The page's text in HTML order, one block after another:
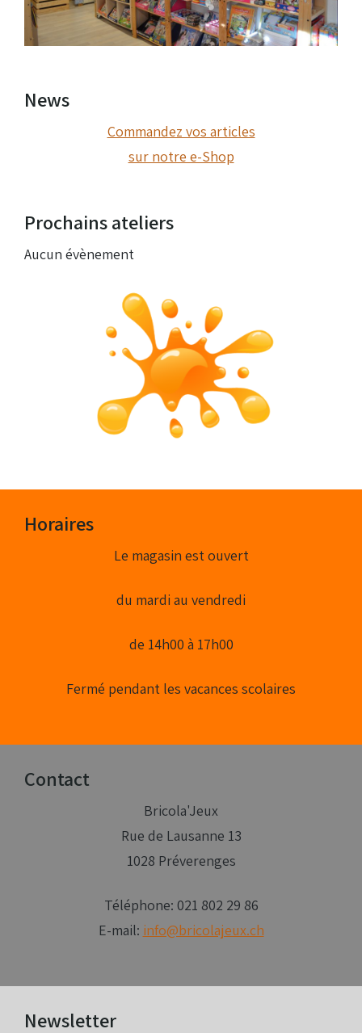
News
Commandez vos articles
sur notre e-Shop
Prochains ateliers
Aucun évènement
Horaires
Le magasin est ouvert
du mardi au vendredi
de 14h00 à 17h00
Fermé pendant les vacances scolaires
Contact
Bricola'Jeux
Rue de Lausanne 13
1028 Préverenges
Téléphone: 021 802 29 86
E-mail: info@bricolajeux.ch
Newsletter